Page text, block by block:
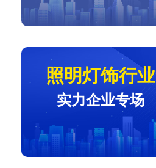
照明灯饰行业
实力企业专场